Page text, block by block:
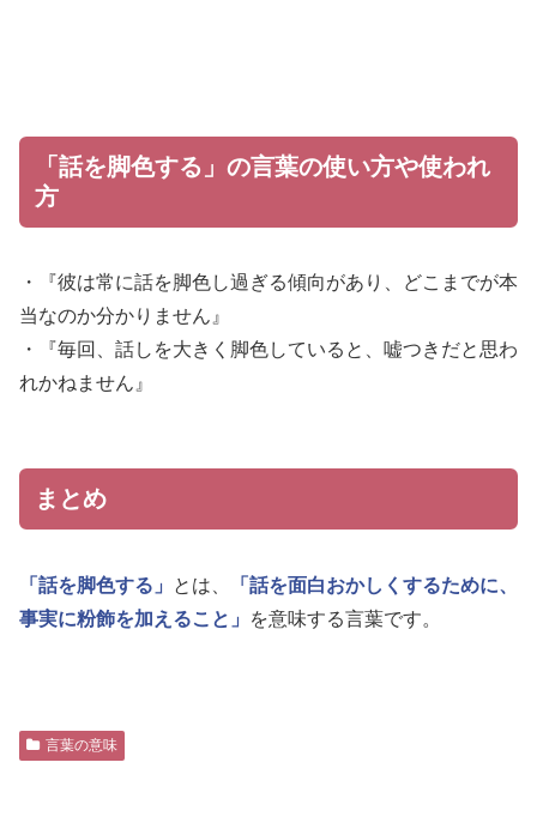
「話を脚色する」の言葉の使い方や使われ
方
・『彼は常に話を脚色し過ぎる傾向があり、どこまでが本
当なのか分かりません』
・『毎回、話しを大きく脚色していると、嘘つきだと思わ
れかねません』
まとめ
「話を脚色する」 とは、
「話を面白おかしくするために、
事実に粉飾を加えること」
を意味する言葉です。
言葉の意味